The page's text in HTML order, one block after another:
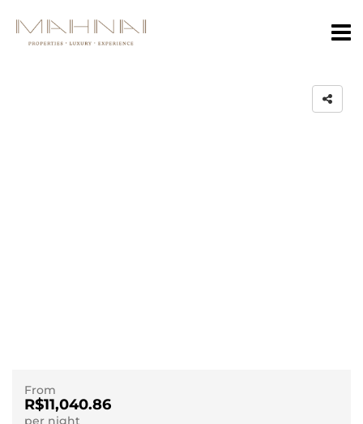
From
R$11,040.86
per night